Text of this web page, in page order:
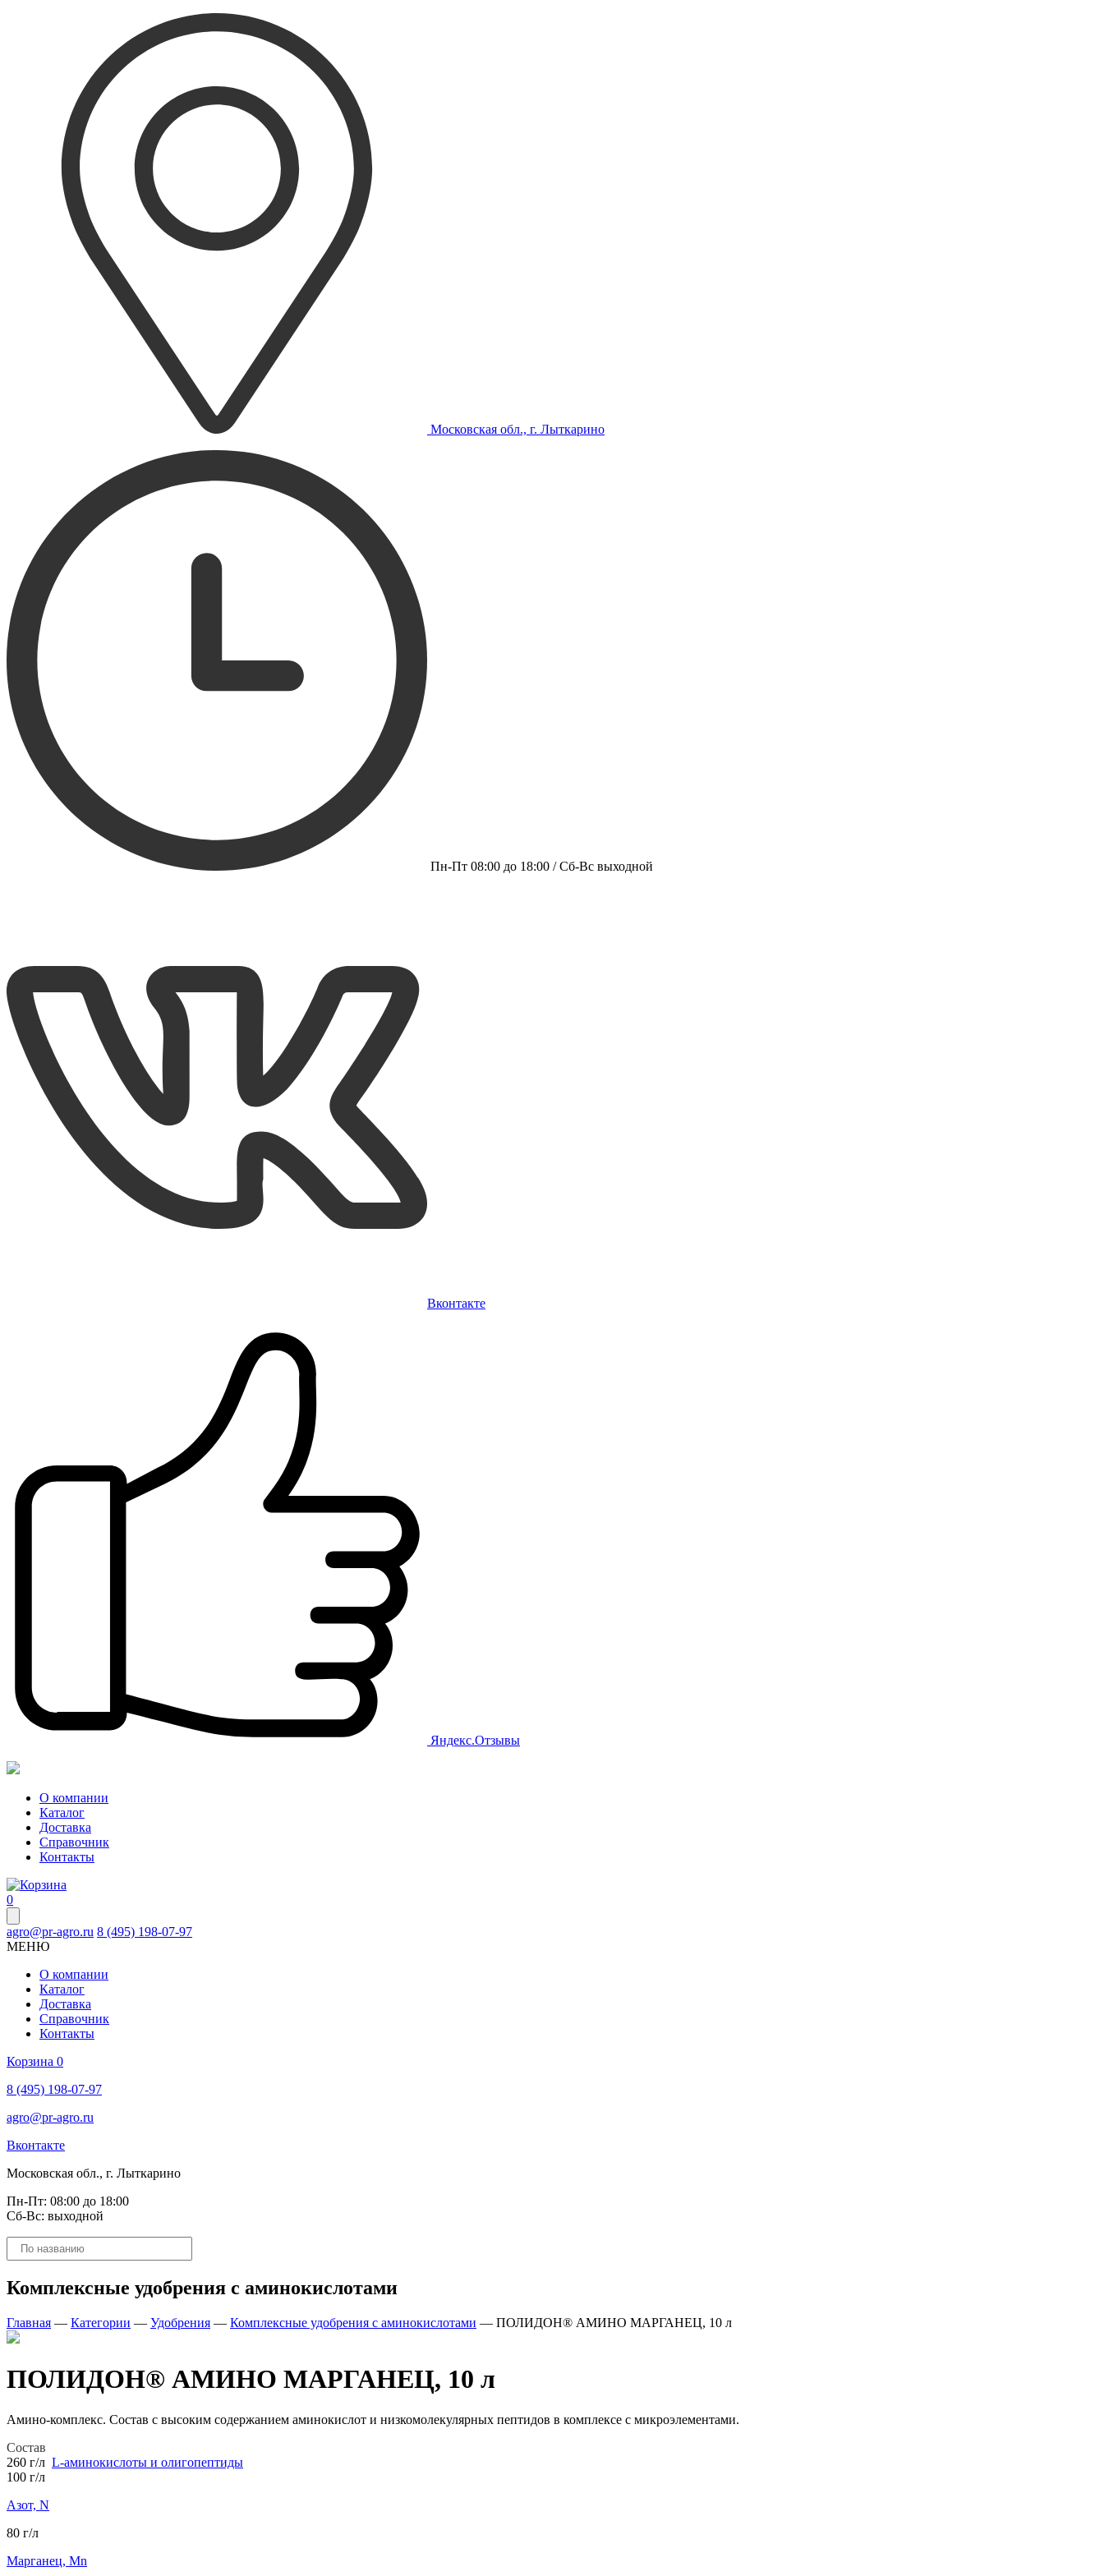
Московская обл., г. Лыткарино
Пн-Пт 08:00 до 18:00 / Сб-Вс выходной
Вконтакте
Яндекс.Отзывы
О компании
Каталог
Доставка
Справочник
Контакты
0
agro@pr-agro.ru 8 (495) 198-07-97
МЕНЮ
О компании
Каталог
Доставка
Справочник
Контакты
Корзина 0
8 (495) 198-07-97
agro@pr-agro.ru
Вконтакте
Московская обл., г. Лыткарино
Пн-Пт: 08:00 до 18:00
Сб-Вс: выходной
Поиск
товаров
Комплексные удобрения с аминокислотами
Главная — Категории — Удобрения — Комплексные удобрения с аминокислотами — ПОЛИДОН® АМИНО МАРГАНЕЦ, 10 л
ПОЛИДОН® АМИНО МАРГАНЕЦ, 10 л
Амино-комплекс. Состав с высоким содержанием аминокислот и низкомолекулярных пептидов в комплексе с микроэлементами.
Состав
260 г/л L-аминокислоты и олигопептиды
100 г/л
Азот, N
80 г/л
Марганец, Mn